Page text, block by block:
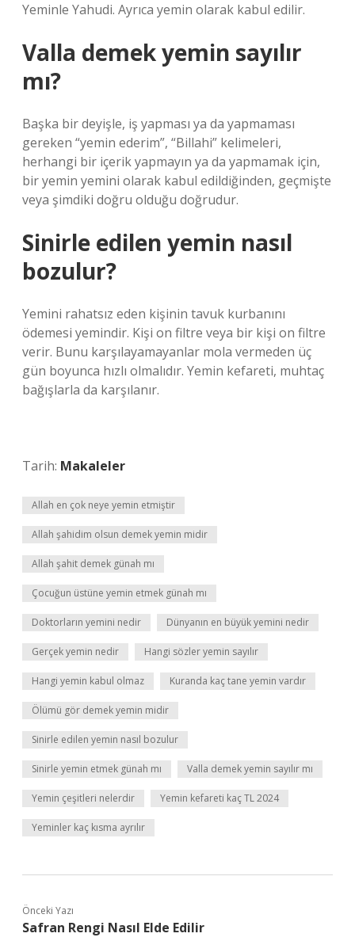
Yeminle Yahudi. Ayrıca yemin olarak kabul edilir.
Valla demek yemin sayılır
mı?
Başka bir deyişle, iş yapması ya da yapmaması
gereken “yemin ederim”, “Billahi” kelimeleri,
herhangi bir içerik yapmayın ya da yapmamak için,
bir yemin yemini olarak kabul edildiğinden, geçmişte
veya şimdiki doğru olduğu doğrudur.
Sinirle edilen yemin nasıl
bozulur?
Yemini rahatsız eden kişinin tavuk kurbanını
ödemesi yemindir. Kişi on filtre veya bir kişi on filtre
verir. Bunu karşılayamayanlar mola vermeden üç
gün boyunca hızlı olmalıdır. Yemin kefareti, muhtaç
bağışlarla da karşılanır.
Tarih: Makaleler
Allah en çok neye yemin etmiştir
Allah şahidim olsun demek yemin midir
Allah şahit demek günah mı
Çocuğun üstüne yemin etmek günah mı
Doktorların yemini nedir Dünyanın en büyük yemini nedir
Gerçek yemin nedir Hangi sözler yemin sayılır
Hangi yemin kabul olmaz Kuranda kaç tane yemin vardır
Ölümü gör demek yemin midir
Sinirle edilen yemin nasıl bozulur
Sinirle yemin etmek günah mı Valla demek yemin sayılır mı
Yemin çeşitleri nelerdir Yemin kefareti kaç TL 2024
Yeminler kaç kısma ayrılır
Önceki Yazı
Safran Rengi Nasıl Elde Edilir